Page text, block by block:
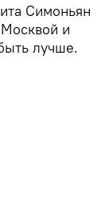
Симоньян
и
лучше.